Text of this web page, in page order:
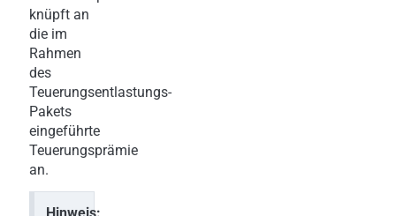
knüpft an
die im
Rahmen
des
Teuerungsentlastungs-
Pakets
eingeführte
Teuerungsprämie
an.